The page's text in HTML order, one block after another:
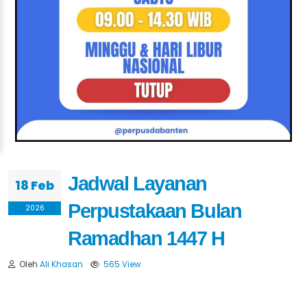
18 Feb
2026
Jadwal Layanan
Perpustakaan Bulan
Ramadhan 1447 H
Oleh Ali Khasan 565 View